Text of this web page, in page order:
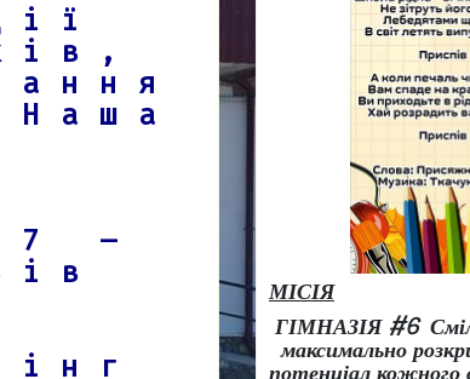
7 –
МІСІЯ
ГІМНАЗІЯ #6
максимально
потенціал кожного